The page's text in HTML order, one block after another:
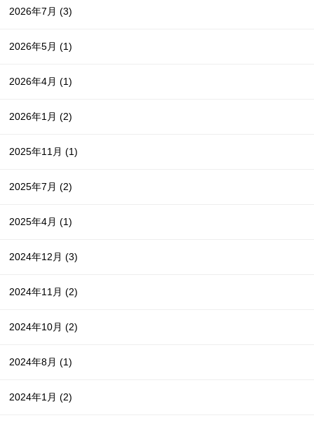
2026年7月(3)
2026年5月(1)
2026年4月(1)
2026年1月(2)
2025年11月(1)
2025年7月(2)
2025年4月(1)
2024年12月(3)
2024年11月(2)
2024年10月(2)
2024年8月(1)
2024年1月(2)